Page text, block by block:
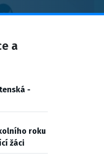
a
-
roku
žáci